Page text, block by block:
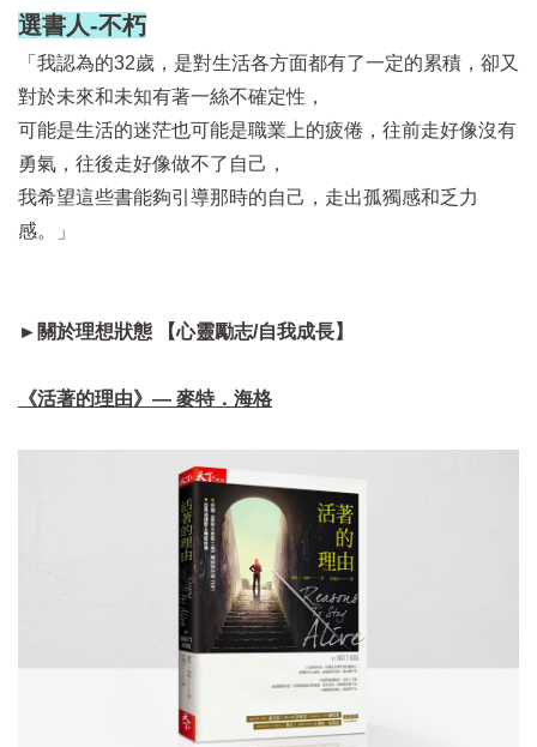
選書人-不朽
「我認為的32歲，是對生活各方面都有了一定的累積，卻又
對於未來和未知有著一絲不確定性，
可能是生活的迷茫也可能是職業上的疲倦，往前走好像沒有
勇氣，往後走好像做不了自己，
我希望這些書能夠引導那時的自己，走出孤獨感和乏力
感。」
►關於理想狀態 【心靈勵志/自我成長】
《活著的理由》— 麥特．海格